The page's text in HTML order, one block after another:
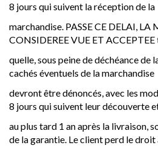
8 jours qui suivent la réception de la
marchandise. PASSE CE DELAI,
CONSIDEREE VUE ET ACCEPTEE
quelle, sous peine de déchéance de
cachés éventuels de la marchandise
devront être dénoncés, avec les
8 jours qui suivent leur découverte
au plus tard 1 an après la livraison,
de la garantie. Le client perd le droit